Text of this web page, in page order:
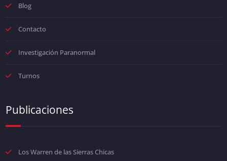
Blog
Contacto
Investigación Paranormal
Turnos
Publicaciones
Los Warren de las Sierras Chicas